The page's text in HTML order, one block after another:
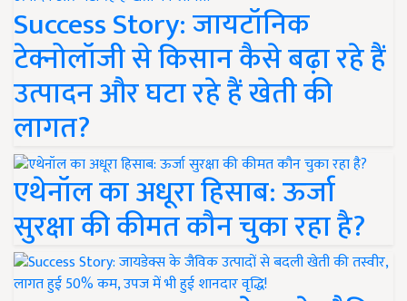
Success Story: जायटॉनिक
टेक्नोलॉजी से किसान कैसे बढ़ा रहे हैं
उत्पादन और घटा रहे हैं खेती की
लागत?
एथेनॉल का अधूरा हिसाब: ऊर्जा
सुरक्षा की कीमत कौन चुका रहा है?